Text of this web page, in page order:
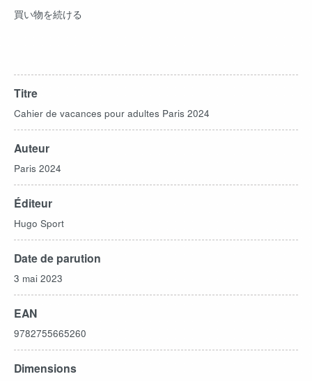
買い物を続ける
Titre
Cahier de vacances pour adultes Paris 2024
Auteur
Paris 2024
Éditeur
Hugo Sport
Date de parution
3 mai 2023
EAN
9782755665260
Dimensions